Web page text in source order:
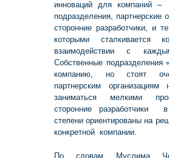
инноваций для компаний –
подразделения, партнерские
сторонние разработчики, и
которыми сталкивается
взаимодействии с
Собственные подразделения
компанию, но стоят
партнерским организациям
заниматься мелкими
сторонние разработчики
степени ориентированы на
конкретной компании.
По словам Муслима